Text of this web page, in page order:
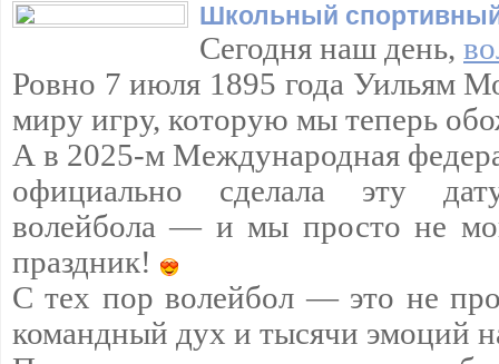
Школьный
Сегодня наш день,
Ровно 7 июля 1895 года Уильям
миру игру, которую мы теперь
А в 2025-м Международная
официально сделала эту
волейбола — и мы просто не
праздник!
С тех пор волейбол — это не
командный дух и тысячи эмоций